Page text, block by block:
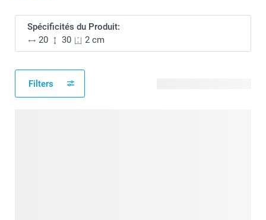
Spécificités du Produit:
20
30 2 cm
Filters